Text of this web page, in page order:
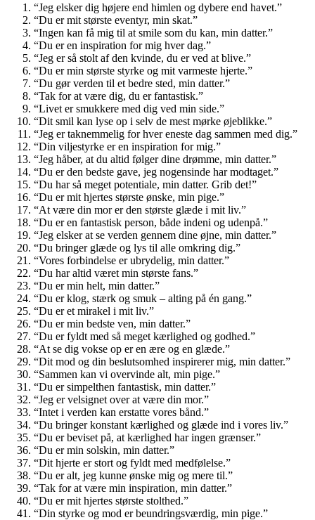
“Jeg elsker dig højere end himlen og dybere end havet.”
“Du er mit største eventyr, min skat.”
“Ingen kan få mig til at smile som du kan, min datter.”
“Du er en inspiration for mig hver dag.”
“Jeg er så stolt af den kvinde, du er ved at blive.”
“Du er min største styrke og mit varmeste hjerte.”
“Du gør verden til et bedre sted, min datter.”
“Tak for at være dig, du er fantastisk.”
“Livet er smukkere med dig ved min side.”
“Dit smil kan lyse op i selv de mest mørke øjeblikke.”
“Jeg er taknemmelig for hver eneste dag sammen med dig.”
“Din viljestyrke er en inspiration for mig.”
“Jeg håber, at du altid følger dine drømme, min datter.”
“Du er den bedste gave, jeg nogensinde har modtaget.”
“Du har så meget potentiale, min datter. Grib det!”
“Du er mit hjertes største ønske, min pige.”
“At være din mor er den største glæde i mit liv.”
“Du er en fantastisk person, både indeni og udenpå.”
“Jeg elsker at se verden gennem dine øjne, min datter.”
“Du bringer glæde og lys til alle omkring dig.”
“Vores forbindelse er ubrydelig, min datter.”
“Du har altid været min største fans.”
“Du er min helt, min datter.”
“Du er klog, stærk og smuk – alting på én gang.”
“Du er et mirakel i mit liv.”
“Du er min bedste ven, min datter.”
“Du er fyldt med så meget kærlighed og godhed.”
“At se dig vokse op er en ære og en glæde.”
“Dit mod og din beslutsomhed inspirerer mig, min datter.”
“Sammen kan vi overvinde alt, min pige.”
“Du er simpelthen fantastisk, min datter.”
“Jeg er velsignet over at være din mor.”
“Intet i verden kan erstatte vores bånd.”
“Du bringer konstant kærlighed og glæde ind i vores liv.”
“Du er beviset på, at kærlighed har ingen grænser.”
“Du er min solskin, min datter.”
“Dit hjerte er stort og fyldt med medfølelse.”
“Du er alt, jeg kunne ønske mig og mere til.”
“Tak for at være min inspiration, min datter.”
“Du er mit hjertes største stolthed.”
“Din styrke og mod er beundringsværdig, min pige.”